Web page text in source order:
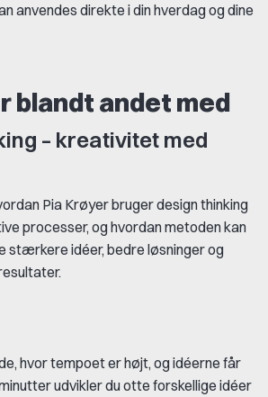
anvendes direkte i din hverdag og dine
blandt andet med
– kreativitet med
Pia Krøyer bruger design thinking
processer, og hvordan metoden kan
stærkere idéer, bedre løsninger og
hvor tempoet er højt, og idéerne får
udvikler du otte forskellige idéer